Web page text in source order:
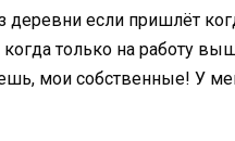
если пришлёт
только на работу
мои собственные! У